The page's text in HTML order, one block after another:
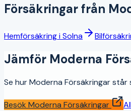
Försäkringar från
HemförsäkringiSolna
Jämför Moderna
Se hurModerna Försäkringarstår
Besök Moderna Försäkringar